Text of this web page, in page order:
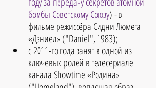
бомбы Советскому Союзу) - в
фильме режиссёра Сидни Люмета
«Дэниел» ("Daniel", 1983);
с 2011-го года занят в одной из
ключевых ролей в телесериале
канала Showtime «Родина»